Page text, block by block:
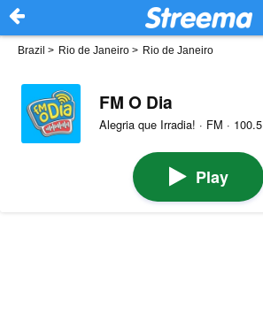
Brazil > Rio de Janeiro > Rio de Janeiro
FM O Dia
Alegria que Irradia! · FM · 100.5
Play